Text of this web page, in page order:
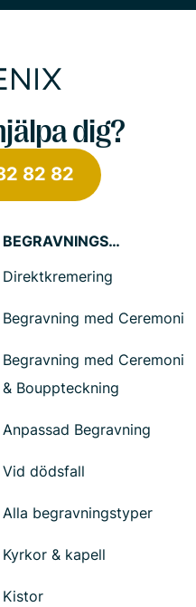
dig?
82 82
BEGRAVNINGSTJÄNSTER
Direktkremering
Begravning med Ceremoni
Begravning med Ceremoni
& Bouppteckning
Anpassad Begravning
Vid dödsfall
Alla begravningstyper
Kyrkor & kapell
Kistor